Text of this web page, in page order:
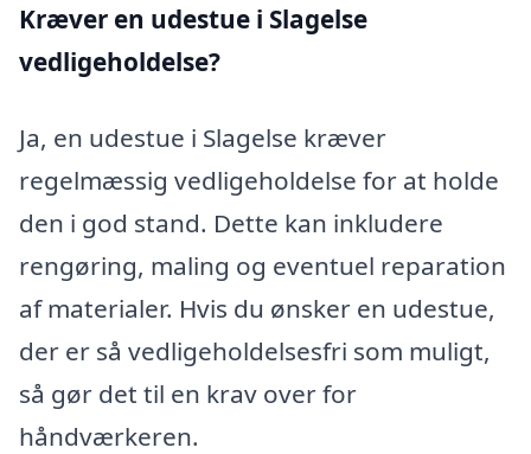
Kræver en udestue i Slagelse
vedligeholdelse?
Ja, en udestue i Slagelse kræver
regelmæssig vedligeholdelse for at holde
den i god stand. Dette kan inkludere
rengøring, maling og eventuel reparation
af materialer. Hvis du ønsker en udestue,
der er så vedligeholdelsesfri som muligt,
så gør det til en krav over for
håndværkeren.